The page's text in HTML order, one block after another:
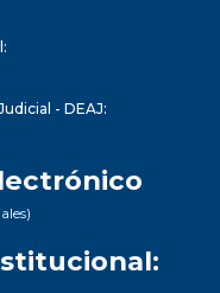
- DEAJ: